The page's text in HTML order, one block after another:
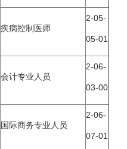
疾病控制医师
2-05-
05-01
会计专业人员
2-06-
03-00
国际商务专业人员
2-06-
07-01